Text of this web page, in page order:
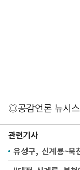
◎공감언론 뉴시스
관련기사
유성구, 신계룡~